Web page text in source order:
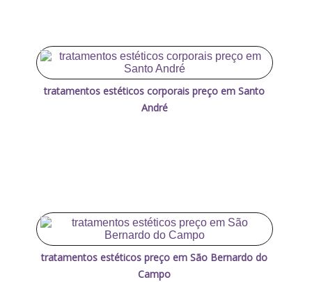
tratamentos estéticos corporais preço em Santo
André
tratamentos estéticos preço em São Bernardo do
Campo